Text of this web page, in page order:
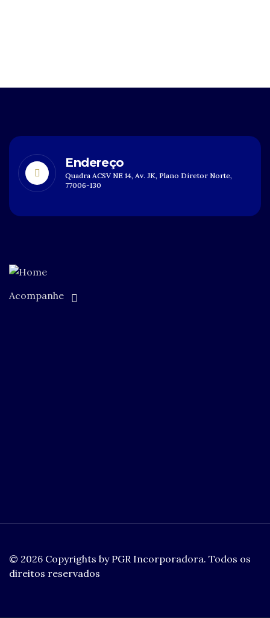
Endereço
Quadra ACSV NE 14, Av. JK, Plano Diretor Norte,
77006-130
Acompanhe
© 2026 Copyrights by PGR Incorporadora. Todos os
direitos reservados